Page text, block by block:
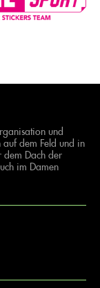
und
dem Feld und in
dem Dach der
im Damen